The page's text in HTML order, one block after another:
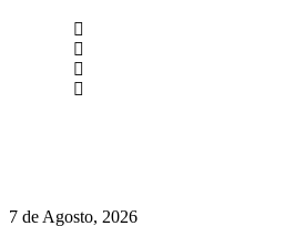
7 de Agosto, 2026